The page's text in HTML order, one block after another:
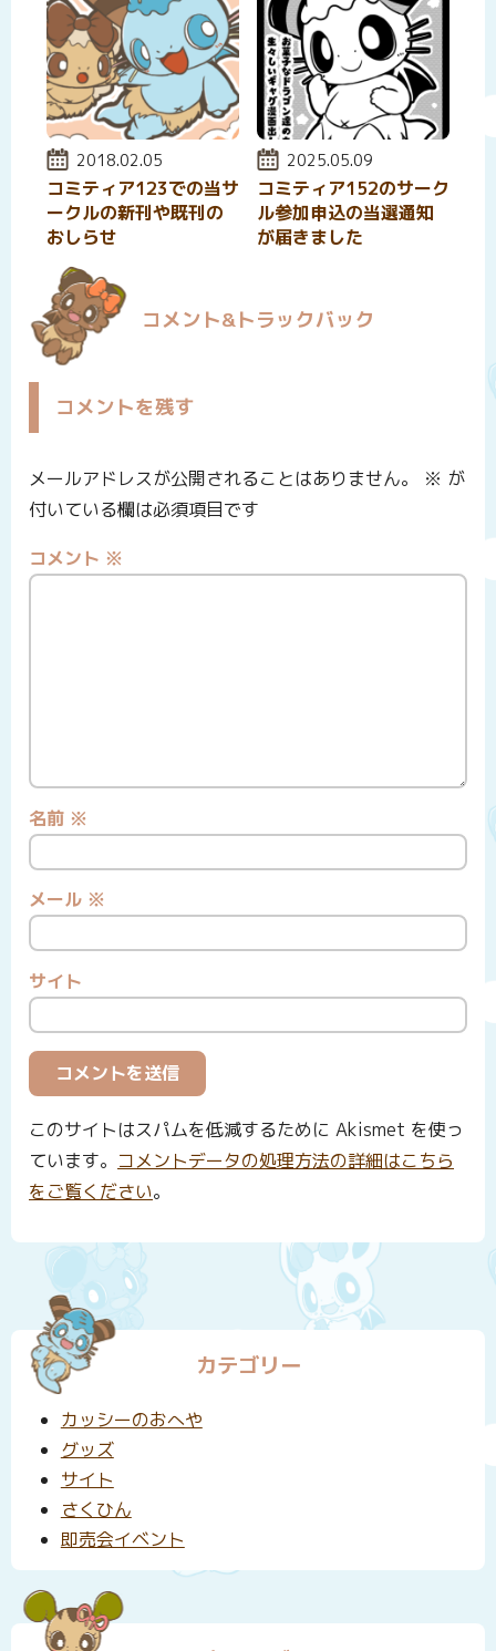
投稿日:
2018.02.05
コミティア123での当サ
ークルの新刊や既刊の
おしらせ
投稿日:
2025.05.09
コミティア152のサーク
ル参加申込の当選通知
が届きました
コメント&トラックバック
コメントを残す
メールアドレスが公開されることはありません。 ※ が
付いている欄は必須項目です
コメント ※
名前 ※
メール ※
サイト
このサイトはスパムを低減するために Akismet を使っ
ています。 コメントデータの処理方法の詳細はこちら
をご覧ください。
カテゴリー
カッシーのおへや
グッズ
サイト
さくひん
即売会イベント